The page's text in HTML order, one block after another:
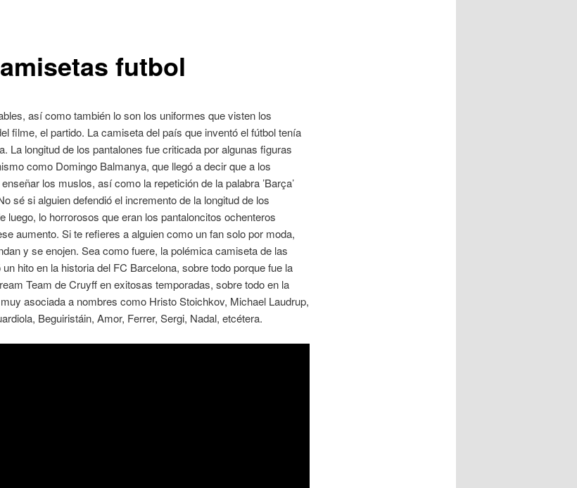
futbol
así como también lo son los uniformes que visten los
filme, el partido. La camiseta del país que inventó el fútbol tenía
La longitud de los pantalones fue criticada por algunas figuras
como Domingo Balmanya, que llegó a decir que a los
los muslos, así como la repetición de la palabra ’Barça’
sé si alguien defendió el incremento de la longitud de los
luego, lo horrorosos que eran los pantaloncitos ochenteros
aumento. Si te refieres a alguien como un fan solo por moda,
y se enojen. Sea como fuere, la polémica camiseta de las
hito en la historia del FC Barcelona, sobre todo porque fue la
Team de Cruyff en exitosas temporadas, sobre todo en la
asociada a nombres como Hristo Stoichkov, Michael Laudrup,
Beguiristáin, Amor, Ferrer, Sergi, Nadal, etcétera.